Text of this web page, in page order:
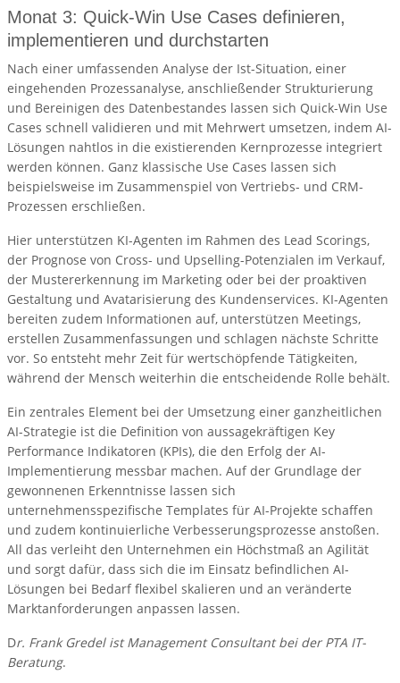
Monat 3: Quick-Win Use Cases definieren,
implementieren und durchstarten
Nach einer umfassenden Analyse der Ist-Situation, einer
eingehenden Prozessanalyse, anschließender Strukturierung
und Bereinigen des Datenbestandes lassen sich Quick-Win Use
Cases schnell validieren und mit Mehrwert umsetzen, indem AI-
Lösungen nahtlos in die existierenden Kernprozesse integriert
werden können. Ganz klassische Use Cases lassen sich
beispielsweise im Zusammenspiel von Vertriebs- und CRM-
Prozessen erschließen.
Hier unterstützen KI-Agenten im Rahmen des Lead Scorings,
der Prognose von Cross- und Upselling-Potenzialen im Verkauf,
der Mustererkennung im Marketing oder bei der proaktiven
Gestaltung und Avatarisierung des Kundenservices. KI-Agenten
bereiten zudem Informationen auf, unterstützen Meetings,
erstellen Zusammenfassungen und schlagen nächste Schritte
vor. So entsteht mehr Zeit für wertschöpfende Tätigkeiten,
während der Mensch weiterhin die entscheidende Rolle behält.
Ein zentrales Element bei der Umsetzung einer ganzheitlichen
AI-Strategie ist die Definition von aussagekräftigen Key
Performance Indikatoren (KPIs), die den Erfolg der AI-
Implementierung messbar machen. Auf der Grundlage der
gewonnenen Erkenntnisse lassen sich
unternehmensspezifische Templates für AI-Projekte schaffen
und zudem kontinuierliche Verbesserungsprozesse anstoßen.
All das verleiht den Unternehmen ein Höchstmaß an Agilität
und sorgt dafür, dass sich die im Einsatz befindlichen AI-
Lösungen bei Bedarf flexibel skalieren und an veränderte
Marktanforderungen anpassen lassen.
Dr. Frank Gredel ist Management Consultant bei der PTA IT-
Beratung.